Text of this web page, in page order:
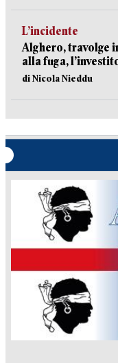
L’incidente
Alghero, travolge
alla fuga,
di Nicola Nieddu